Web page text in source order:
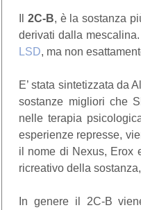
2C-B, è la sostanza
derivati dalla
LSD, ma non
E’ stata sintetizzata da
sostanze migliori che
nelle terapia
esperienze represse,
il nome di Nexus, Erox
ricreativo della
In genere il 2C-B